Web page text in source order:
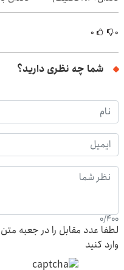
۰ ۰
شما چه نظری دارید؟
0/400
لطفا عدد مقابل را در جعبه متن
وارد کنید